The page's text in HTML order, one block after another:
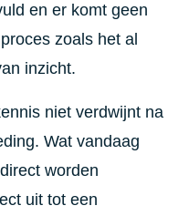
en er komt geen
zoals het al
inzicht.
niet verdwijnt na
Wat vandaag
worden
uit tot een